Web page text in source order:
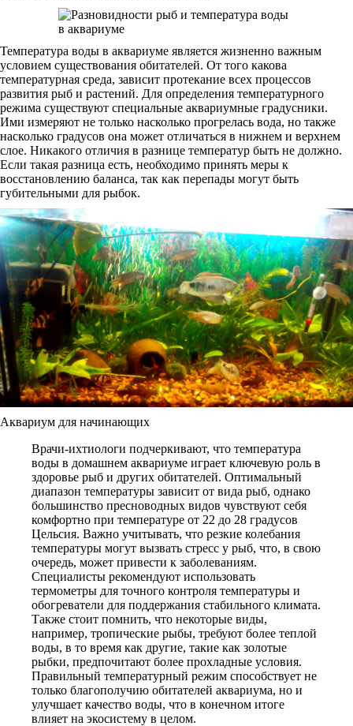
Температура воды в аквариуме является жизненно важным
условием существования обитателей. От того какова
температурная среда, зависит протекание всех процессов
развития рыб и растений. Для определения температурного
режима существуют специальные аквариумные градусники.
Ими измеряют не только насколько прогрелась вода, но также
насколько градусов она может отличаться в нижнем и верхнем
слое. Никакого отличия в разнице температур быть не должно.
Если такая разница есть, необходимо принять меры к
восстановлению баланса, так как перепады могут быть
губительными для рыбок.
Аквариум для начинающих
Врачи-ихтиологи подчеркивают, что температура
воды в домашнем аквариуме играет ключевую роль в
здоровье рыб и других обитателей. Оптимальный
диапазон температуры зависит от вида рыб, однако
большинство пресноводных видов чувствуют себя
комфортно при температуре от 22 до 28 градусов
Цельсия. Важно учитывать, что резкие колебания
температуры могут вызвать стресс у рыб, что, в свою
очередь, может привести к заболеваниям.
Специалисты рекомендуют использовать
термометры для точного контроля температуры и
обогреватели для поддержания стабильного климата.
Также стоит помнить, что некоторые виды,
например, тропические рыбы, требуют более теплой
воды, в то время как другие, такие как золотые
рыбки, предпочитают более прохладные условия.
Правильный температурный режим способствует не
только благополучию обитателей аквариума, но и
улучшает качество воды, что в конечном итоге
влияет на экосистему в целом.